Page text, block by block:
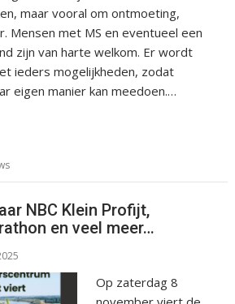
maar vooral om ontmoeting,
Mensen met MS en eventueel een
zijn van harte welkom. Er wordt
ieders mogelijkheden, zodat
eigen manier kan meedoen.…
NBC Klein Profijt,
en veel meer…
Op zaterdag 8